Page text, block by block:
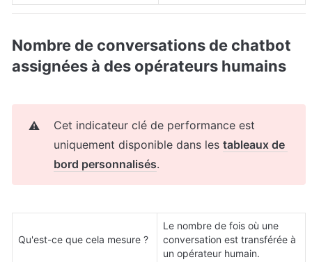
Nombre de conversations de chatbot
assignées à des opérateurs humains
⚠️
Cet indicateur clé de performance est
uniquement disponible dans les tableaux de
bord personnalisés.
Qu'est-ce que cela mesure ?
Le nombre de fois où une
conversation est transférée à
un opérateur humain.